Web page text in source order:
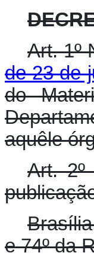
Art. 1º
de 23 de
do
aquêle
Art.
e 74º da